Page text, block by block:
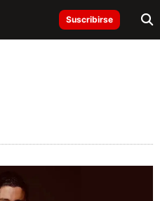
Suscribirse